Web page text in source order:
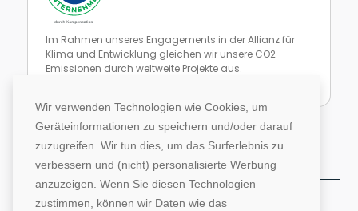
Wir verwenden Technologien wie Cookies, um
Geräteinformationen zu speichern und/oder darauf
zuzugreifen. Wir tun dies, um das Surferlebnis zu
verbessern und (nicht) personalisierte Werbung
anzuzeigen. Wenn Sie diesen Technologien
zustimmen, können wir Daten wie das
Im Rahmen unseres Engagements in der Allianz für
Klima und Entwicklung gleichen wir unsere CO2-
Emissionen durch weltweite Projekte aus.
©1996-2026 Deutsche Hochschulwerbung und -